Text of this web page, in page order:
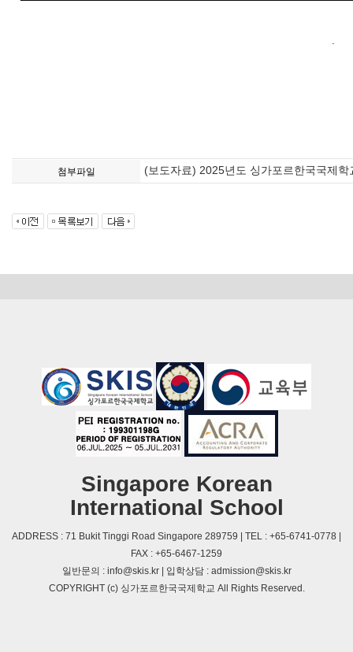
첨부파일 (보도자료) 2025년도 싱가포르한국국제
Singapore Korean
International School
ADDRESS : 71 Bukit Tinggi Road Singapore 289759 | TEL : +65-6741-0778 |
FAX : +65-6467-1259
일반문의 : info@skis.kr | 입학상담 : admission@skis.kr
COPYRIGHT (c) 싱가포르한국국제학교 All Rights Reserved.